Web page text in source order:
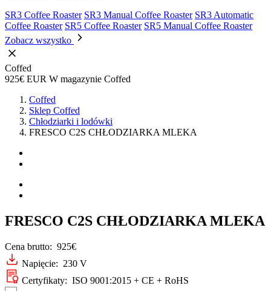
SR3 Coffee Roaster SR3 Manual Coffee Roaster SR3 Automatic
Coffee Roaster SR5 Coffee Roaster SR5 Manual Coffee Roaster
Zobacz wszystko
Coffed
925€ EUR W magazynie Coffed
Coffed
Sklep Coffed
Chłodziarki i lodówki
FRESCO C2S CHŁODZIARKA MLEKA
FRESCO C2S CHŁODZIARKA MLEKA
Cena brutto: 925€
Napięcie: 230 V
Certyfikaty: ISO 9001:2015 + CE + RoHS